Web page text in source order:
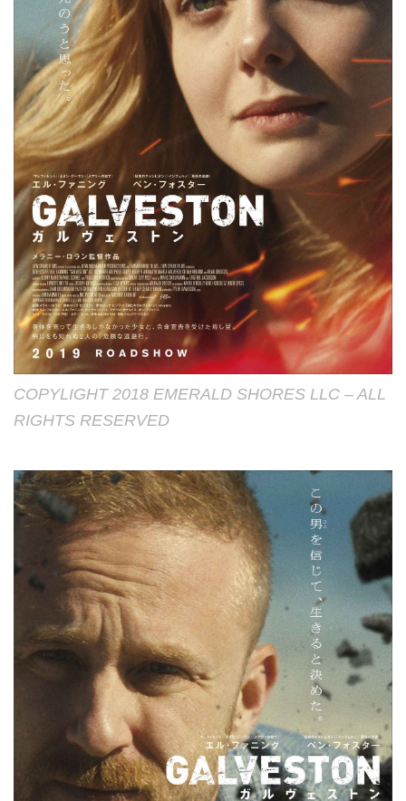
COPYLIGHT 2018 EMERALD SHORES LLC – ALL
RIGHTS RESERVED